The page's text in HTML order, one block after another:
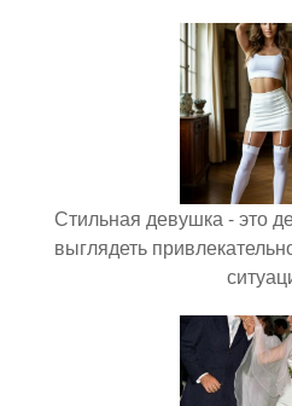
Стильная девушка - это
выглядеть